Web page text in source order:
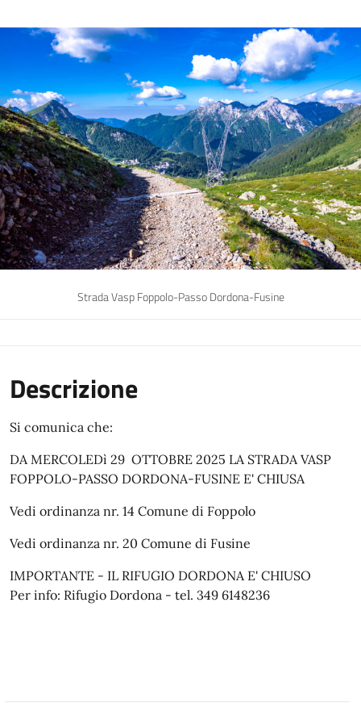
Strada Vasp Foppolo-Passo Dordona-Fusine
Descrizione
Si comunica che:
DA MERCOLEDì 29 OTTOBRE 2025 LA STRADA VASP
FOPPOLO-PASSO DORDONA-FUSINE E' CHIUSA
Vedi ordinanza nr. 14 Comune di Foppolo
Vedi ordinanza nr. 20 Comune di Fusine
IMPORTANTE - IL RIFUGIO DORDONA E' CHIUSO
Per info: Rifugio Dordona - tel. 349 6148236